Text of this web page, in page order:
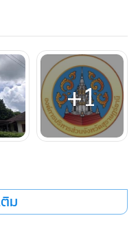
นกว่าเหรอ
อง “กำนันพงษ์ศักดิ์” ที่
ยโครงการที่ให้คำมั่น
เสียง “เบอร์ 6 6 นโยบาย
าษฎร์ธานีสู่เมืองอัจฉริยะ
ที่ชาวบ้านรวมตัวร้องเรียน
ำพู ที่ใช้งบประมาณสูง
+1
ม